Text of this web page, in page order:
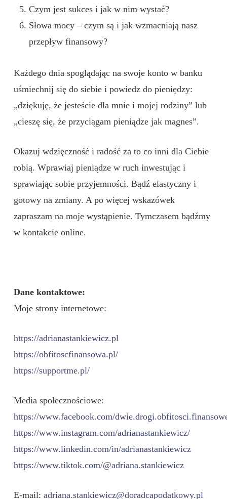
Czym jest sukces i jak w nim wystać?
Słowa mocy – czym są i jak wzmacniają nasz
przepływ finansowy?
Każdego dnia spoglądając na swoje konto w banku
uśmiechnij się do siebie i powiedz do pieniędzy:
„dziękuję, że jesteście dla mnie i mojej rodziny” lub
„cieszę się, że przyciągam pieniądze jak magnes”.
Okazuj wdzięczność i radość za to co inni dla Ciebie
robią. Wprawiaj pieniądze w ruch inwestując i
sprawiając sobie przyjemności. Bądź elastyczny i
gotowy na zmiany. A po więcej wskazówek
zapraszam na moje wystąpienie. Tymczasem bądźmy
w kontakcie online.
Dane kontaktowe:
Moje strony internetowe:
https://adrianastankiewicz.pl
https://obfitoscfinansowa.pl/
https://supportme.pl/
Media społecznościowe:
https://www.facebook.com/
https://www.instagram.com/adrianastankiewicz/
https://www.linkedin.com/in/adrianastankiewicz
https://www.tiktok.com/@adriana.stankiewicz
E-mail: adriana.stankiewicz@doradcapodatkowy.pl